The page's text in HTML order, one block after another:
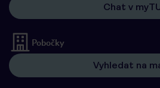
Chat v
Pobočky
Vyhledat na